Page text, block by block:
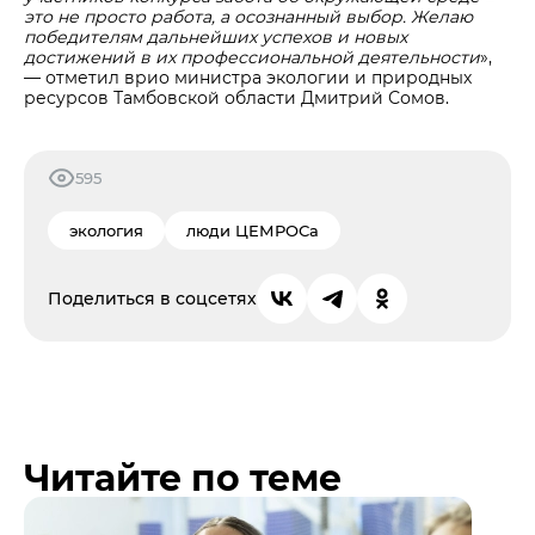
это не просто работа, а осознанный выбор. Желаю
победителям дальнейших успехов и новых
достижений в их профессиональной деятельности»,
— отметил врио министра экологии и природных
ресурсов Тамбовской области Дмитрий Сомов.
595
экология люди ЦЕМРОСа
Поделиться в соцсетях
Читайте по теме